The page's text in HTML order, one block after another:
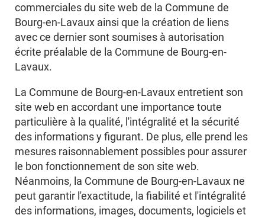
commerciales du site web de la Commune de
Bourg-en-Lavaux ainsi que la création de liens
avec ce dernier sont soumises à autorisation
écrite préalable de la Commune de Bourg-en-
Lavaux.
La Commune de Bourg-en-Lavaux entretient son
site web en accordant une importance toute
particulière à la qualité, l'intégralité et la sécurité
des informations y figurant. De plus, elle prend les
mesures raisonnablement possibles pour assurer
le bon fonctionnement de son site web.
Néanmoins, la Commune de Bourg-en-Lavaux ne
peut garantir l'exactitude, la fiabilité et l'intégralité
des informations, images, documents, logiciels et